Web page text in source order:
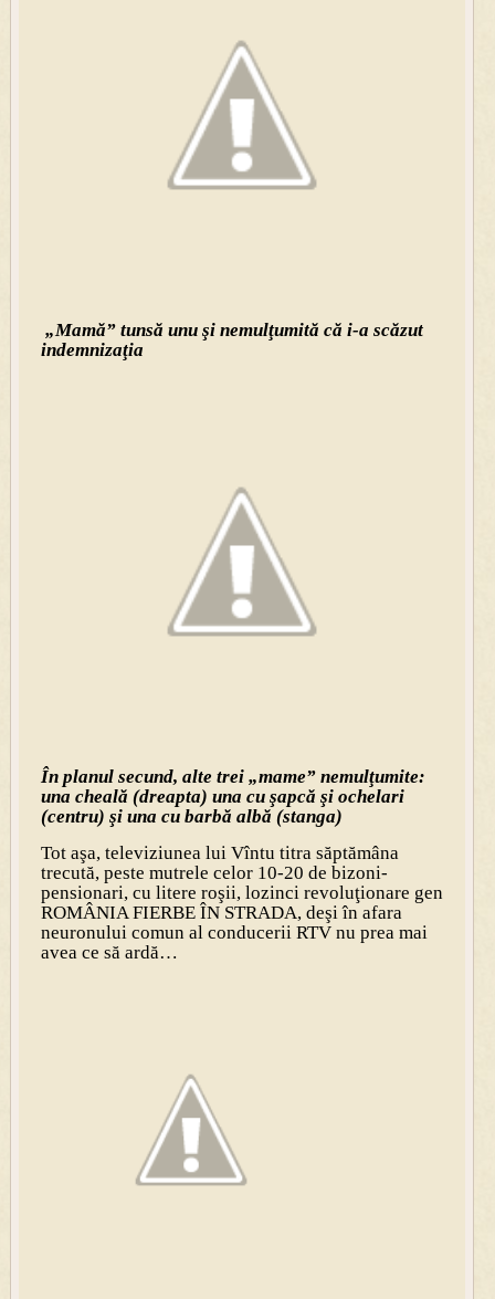
„Mamă” tunsă unu şi nemulţumită că i-a scăzut
indemnizaţia
În planul secund, alte trei „mame” nemulţumite:
una cheală (dreapta) una cu şapcă şi ochelari
(centru) şi una cu barbă albă (stanga)
Tot aşa, televiziunea lui Vîntu titra săptămâna
trecută, peste mutrele celor 10-20 de bizoni-
pensionari, cu litere roşii, lozinci revoluţionare gen
ROMÂNIA FIERBE ÎN STRADA, deşi în afara
neuronului comun al conducerii RTV nu prea mai
avea ce să ardă…